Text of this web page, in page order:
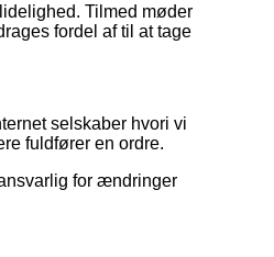
Tilmed møder
fordel af til at tage
selskaber hvori vi
fuldfører en ordre.
for ændringer